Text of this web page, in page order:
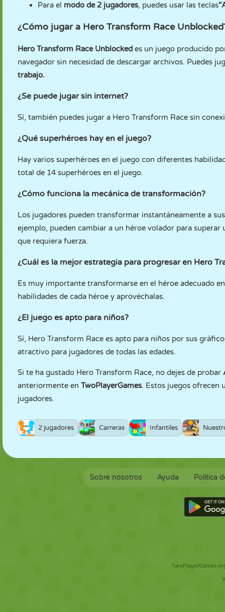
Para el modo de 2 jugadores, puedes usar las teclas
¿Cómo jugar a Hero Transform Race
Hero Transform Race Unblocked es un juego producido
navegador sin necesidad de descargar archivos. Puedes
trabajo.
¿Se puede jugar sin internet?
Sí, también puedes jugar a Hero Transform Race sin
¿Qué superhéroes hay en el juego?
Hay varios superhéroes en el juego con diferentes
total de 14 superhéroes en el juego.
¿Cómo funciona la mecánica de transformación?
Los jugadores pueden transformar instantáneamente a
ejemplo, pueden cambiar a un héroe volador para
que requiera fuerza.
¿Cuál es la mejor estrategia para progresar en Hero
Es muy importante transformarse en el héroe adecuado
habilidades de cada héroe y aprovéchalas.
¿El juego es apto para niños?
Sí, Hero Transform Race es apto para niños por sus
atractivo para jugadores de todas las edades.
Si te ha gustado Hero Transform Race, no dejes de probar
anteriormente en TwoPlayerGames. Estos juegos ofrecen
jugadores.
2 jugadores Carreras Infantiles
Sobre nosotros Ayuda Política